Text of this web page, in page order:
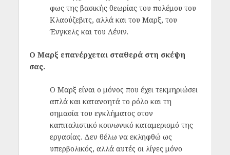
φως της βασικής θεωρίας του πολέμου του
Κλαούζεβιτς, αλλά και του Μαρξ, του
Ένγκελς και του Λένιν.
Ο Μαρξ επανέρχεται σταθερά στη σκέψη
σας.
Ο Μαρξ είναι ο μόνος που έχει τεκμηριώσει
απλά και κατανοητά το ρόλο και τη
σημασία του εγκλήματος στον
καπιταλιστικό κοινωνικό καταμερισμό της
εργασίας. Δεν θέλω να εκληφθώ ως
υπερβολικός, αλλά αυτές οι λίγες μόνο